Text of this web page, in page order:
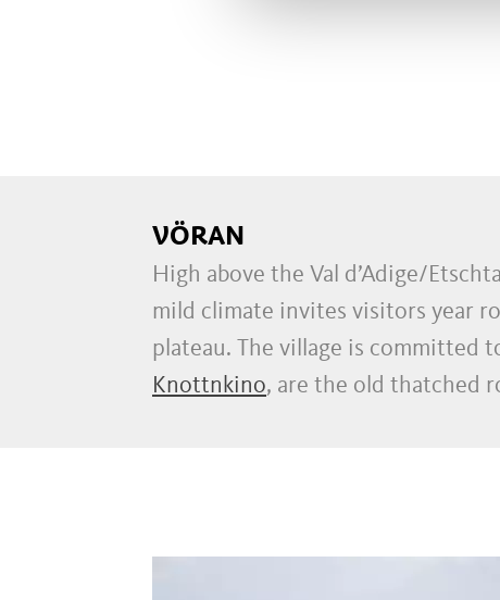
VÖRAN
High above the Val d’Adige/
mild climate invites visitors year
plateau. The village is committed
Knottnkino, are the old thatched